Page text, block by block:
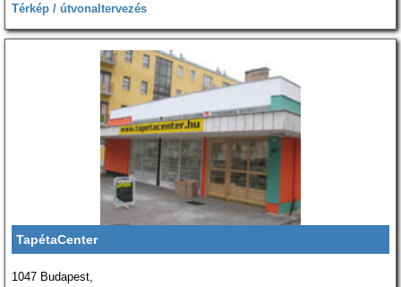
Térkép / útvonaltervezés
TapétaCenter
1047 Budapest,